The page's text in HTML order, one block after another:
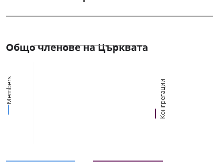
Общо членове на Църквата
Members Конгрегации